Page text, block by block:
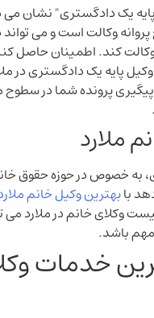
یک دادگستری" نشان می‌
وکالت است و می
کند. اطمینان حاصل
پایه یک دادگستری در
پرونده شما در
ملارد
به خصوص در حوزه حقوق
بابهترین وکیل خانم
وکلای خانم در ملارد می
مهم باشد.
خدمات